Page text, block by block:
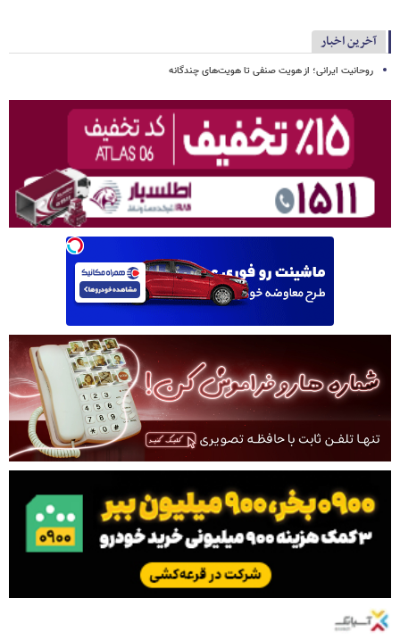
آخرین اخبار
روحانیت ایرانی؛ از هویت صنفی تا هویت‌های چندگانه